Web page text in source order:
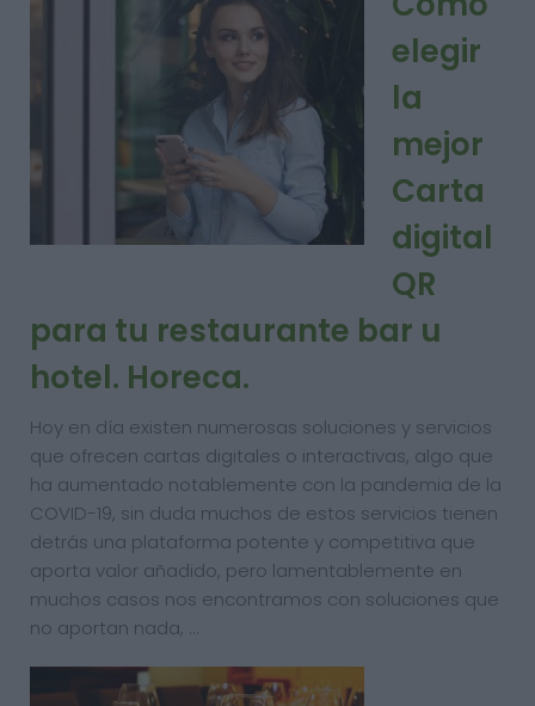
elegir
la
mejor
Carta
digital
QR
para tu restaurante bar u
hotel. Horeca.
Hoy en día existen numerosas soluciones y servicios
que ofrecen cartas digitales o interactivas, algo que
ha aumentado notablemente con la pandemia de la
COVID-19, sin duda muchos de estos servicios tienen
detrás una plataforma potente y competitiva que
aporta valor añadido, pero lamentablemente en
muchos casos nos encontramos con soluciones que
no aportan nada, …